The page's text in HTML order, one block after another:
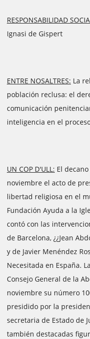
RESPONSABILIDAD
Ignasi de Gispert
ENTRE NOSALTRES: La
población reclusa: el
comunicación
inteligencia en el
UN COP D'ULL: El
noviembre el acto de
libertad religiosa en el
Fundación Ayuda a la
contó con las
de Barcelona, ¿¿Jean
y de Javier Menéndez
Necesitada en España.
Consejo General de la
noviembre su número
presidido por la
secretaria de Estado de
también destacadas